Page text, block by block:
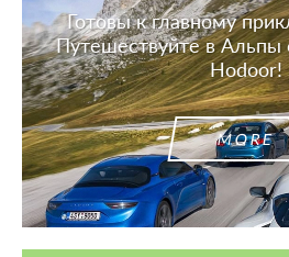
Готовы к главному
Путешествуйте в Альпы
Hodoor!
MORE